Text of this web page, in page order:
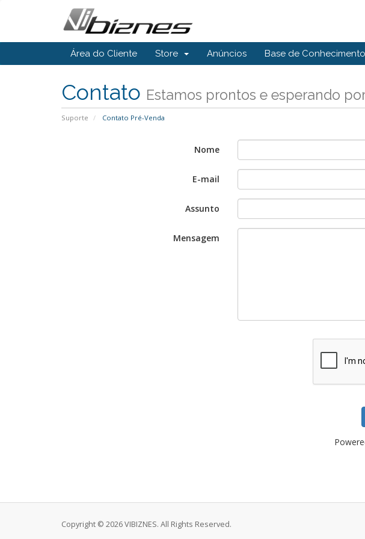
Área do Cliente Store Anúncios Base de Conhecimento
Contato Estamos prontos e esperando
Suporte Contato Pré-Venda
Nome
E-mail
Assunto
Mensagem
Copyright © 2026 VIBIZNES. All Rights Reserved.